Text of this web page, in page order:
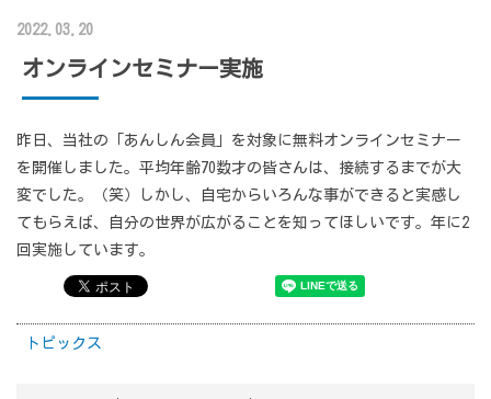
2022.03.20
オンラインセミナー実施
昨日、当社の「あんしん会員」を対象に無料オンラインセミナー
を開催しました。平均年齢70数才の皆さんは、接続するまでが大
変でした。（笑）しかし、自宅からいろんな事ができると実感し
てもらえば、自分の世界が広がることを知ってほしいです。年に2
回実施しています。
トピックス